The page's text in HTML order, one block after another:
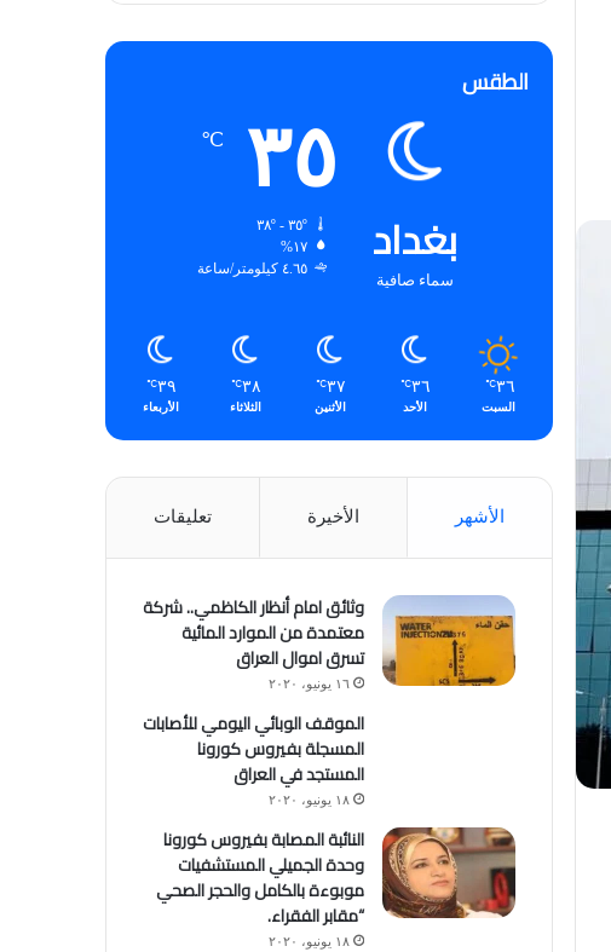
الطقس
بغداد
سماء صافية
٣٥ ℃
١٧%
٤.٦٥ كيلومتر/ساعة
٣٦℃
السبت
٣٦℃
الأحد
٣٧℃
الأثنين
٣٨℃
الثلاثاء
٣٩℃
الأربعاء
الأشهر الأخيرة تعليقات
وثائق امام أنظار الكاظمي.. شركة
معتمدة من الموارد المائية
تسرق اموال العراق
١٦ يونيو، ٢٠٢٠
الموقف الوبائي اليومي للأصابات
المسجلة بفيروس كورونا
المستجد في العراق
١٨ يونيو، ٢٠٢٠
النائبة المصابة بفيروس كورونا
وحدة الجميلي المستشفيات
موبوءة بالكامل والحجر الصحي
“مقابر الفقراء.
١٨ يونيو، ٢٠٢٠